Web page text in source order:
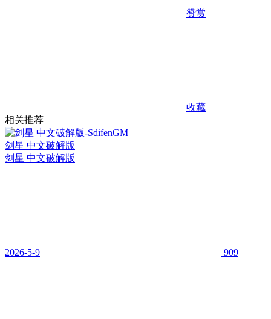
赞赏
收藏
相关推荐
剑星 中文破解版
剑星 中文破解版
2026-5-9 909